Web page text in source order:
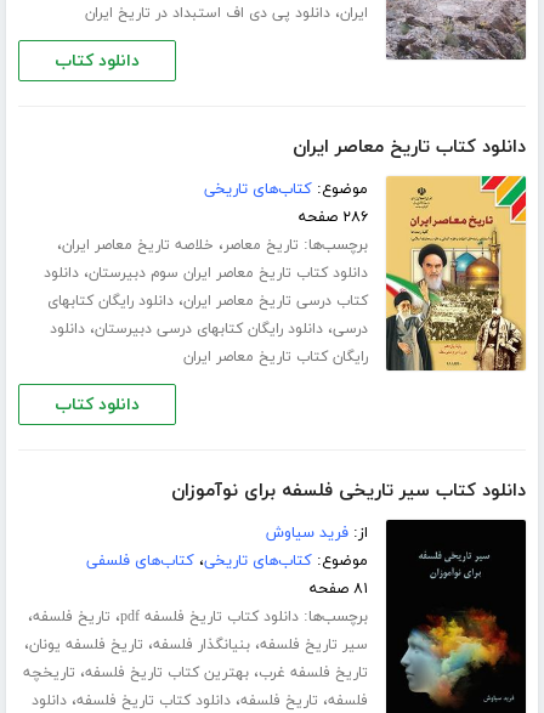
ایران،دانلود پی دی اف استبداد در تاریخ ایران
دانلود کتاب
دانلود کتاب تاریخ معاصر ایران
موضوع:کتاب‌های تاریخی
۲۸۶ صفحه
برچسب‌ها: تاریخ معاصر، خلاصه تاریخ معاصر ایران،
دانلود کتاب تاریخ معاصر ایران سوم دبیرستان،دانلود
کتاب درسی تاریخ معاصر ایران،دانلود رایگان کتابهای
درسی،دانلود رایگان کتابهای درسی دبیرستان،دانلود
رایگان کتاب تاریخ معاصر ایران
دانلود کتاب
دانلود کتاب سیر تاریخی فلسفه برای نوآموزان
از:فرید سیاوش
موضوع:کتاب‌های تاریخی،کتاب‌های فلسفی
۸۱ صفحه
برچسب‌ها:دانلود کتاب تاریخ فلسفه pdf ، تاریخ فلسفه،
سیر تاریخ فلسفه،بنیانگذار فلسفه، تاریخ فلسفه یونان،
تاریخ فلسفه غرب،بهترین کتاب تاریخ فلسفه، تاریخچه
فلسفه، تاریخ فلسفه،دانلود کتاب تاریخ فلسفه،دانلود